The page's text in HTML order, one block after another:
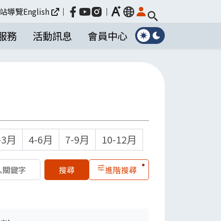
導覽English ｜ ｜ 放大
language
務 活動訊息 會員中心
月 4-6月 7-9月 10-12月
進階搜尋